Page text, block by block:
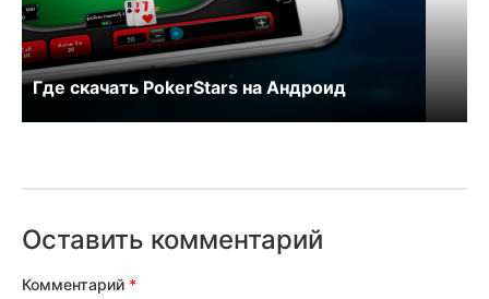
Где скачать PokerStars на Андроид
Оставить комментарий
Комментарий *